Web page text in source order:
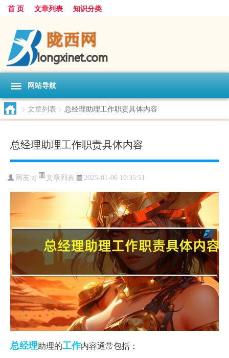
首 页 文章列表 知识分类
网站导航
> 文章列表 > 总经理助理工作职责具体内容
总经理助理工作职责具体内容
网友:zj 文章列表 2025-01-06 10:35:51
总经理助理的工作内容通常包括：